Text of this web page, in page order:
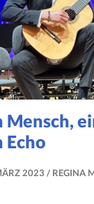
Mensch,
Echo
2023 REGINA